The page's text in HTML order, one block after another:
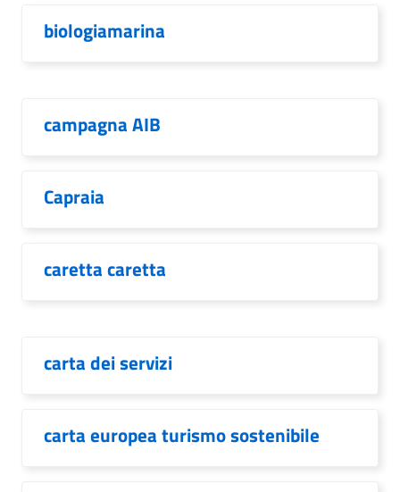
biologiamarina
campagna AIB
Capraia
caretta caretta
carta dei servizi
carta europea turismo sostenibile